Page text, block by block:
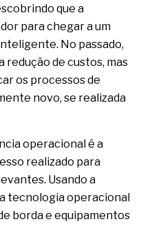
que a
para chegar a um
No passado,
redução de custos, mas
os processos de
novo, se realizada
operacional é a
realizado para
Usando a
tecnologia operacional
borda e equipamentos